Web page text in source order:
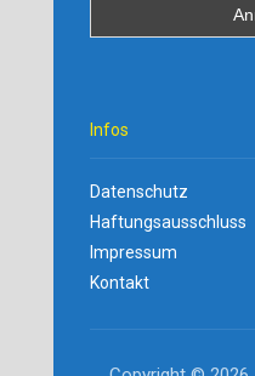
Infos
Datenschutz
Haftungsausschluss
Impressum
Kontakt